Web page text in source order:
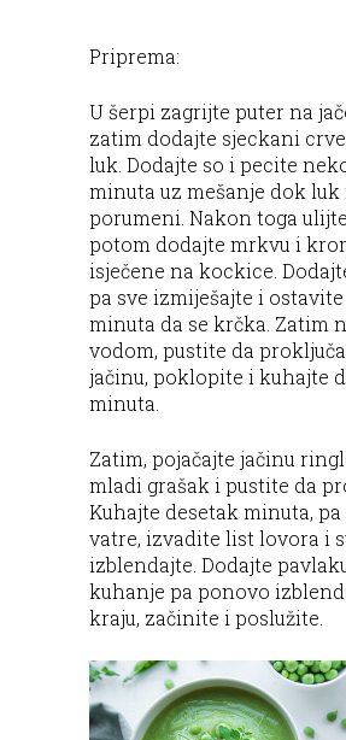
Priprema:
U šerpi zagrijte puter na
zatim dodajte sjeckani
luk. Dodajte so i pecite
minuta uz mešanje dok luk
porumeni. Nakon toga
potom dodajte mrkvu i
isječene na kockice.
pa sve izmiješajte i
minuta da se krčka. Zatim
vodom, pustite da
jačinu, poklopite i kuhajte
minuta.
Zatim, pojačajte jačinu
mladi grašak i pustite da
Kuhajte desetak minuta,
vatre, izvadite list lovora i
izblendajte. Dodajte
kuhanje pa ponovo
kraju, začinite i poslužite.